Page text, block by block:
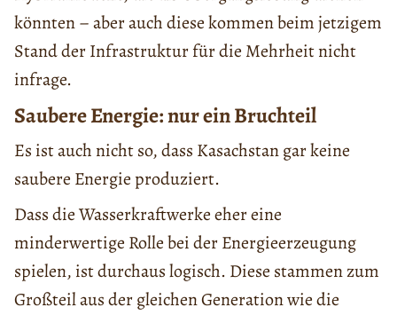
könnten – aber auch diese kommen beim jetzigem
Stand der Infrastruktur für die Mehrheit nicht
infrage.
Saubere Energie: nur ein Bruchteil
Es ist auch nicht so, dass Kasachstan gar keine
saubere Energie produziert.
Dass die Wasserkraftwerke eher eine
minderwertige Rolle bei der Energieerzeugung
spielen, ist durchaus logisch. Diese stammen zum
Großteil aus der gleichen Generation wie die